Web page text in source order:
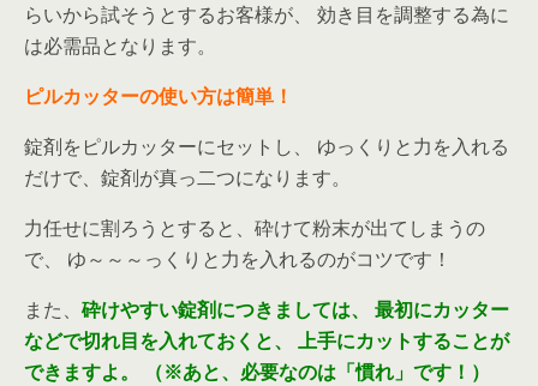
らいから試そうとするお客様が、 効き目を調整する為に
は必需品となります。
ピルカッターの使い方は簡単！
錠剤をピルカッターにセットし、 ゆっくりと力を入れる
だけで、錠剤が真っ二つになります。
力任せに割ろうとすると、砕けて粉末が出てしまうの
で、 ゆ～～～っくりと力を入れるのがコツです！
また、 砕けやすい錠剤につきましては、
最初にカッター
などで切れ目を入れておくと、
上手にカットすることが
できますよ。
（※あと、必要なのは「慣れ」です！）